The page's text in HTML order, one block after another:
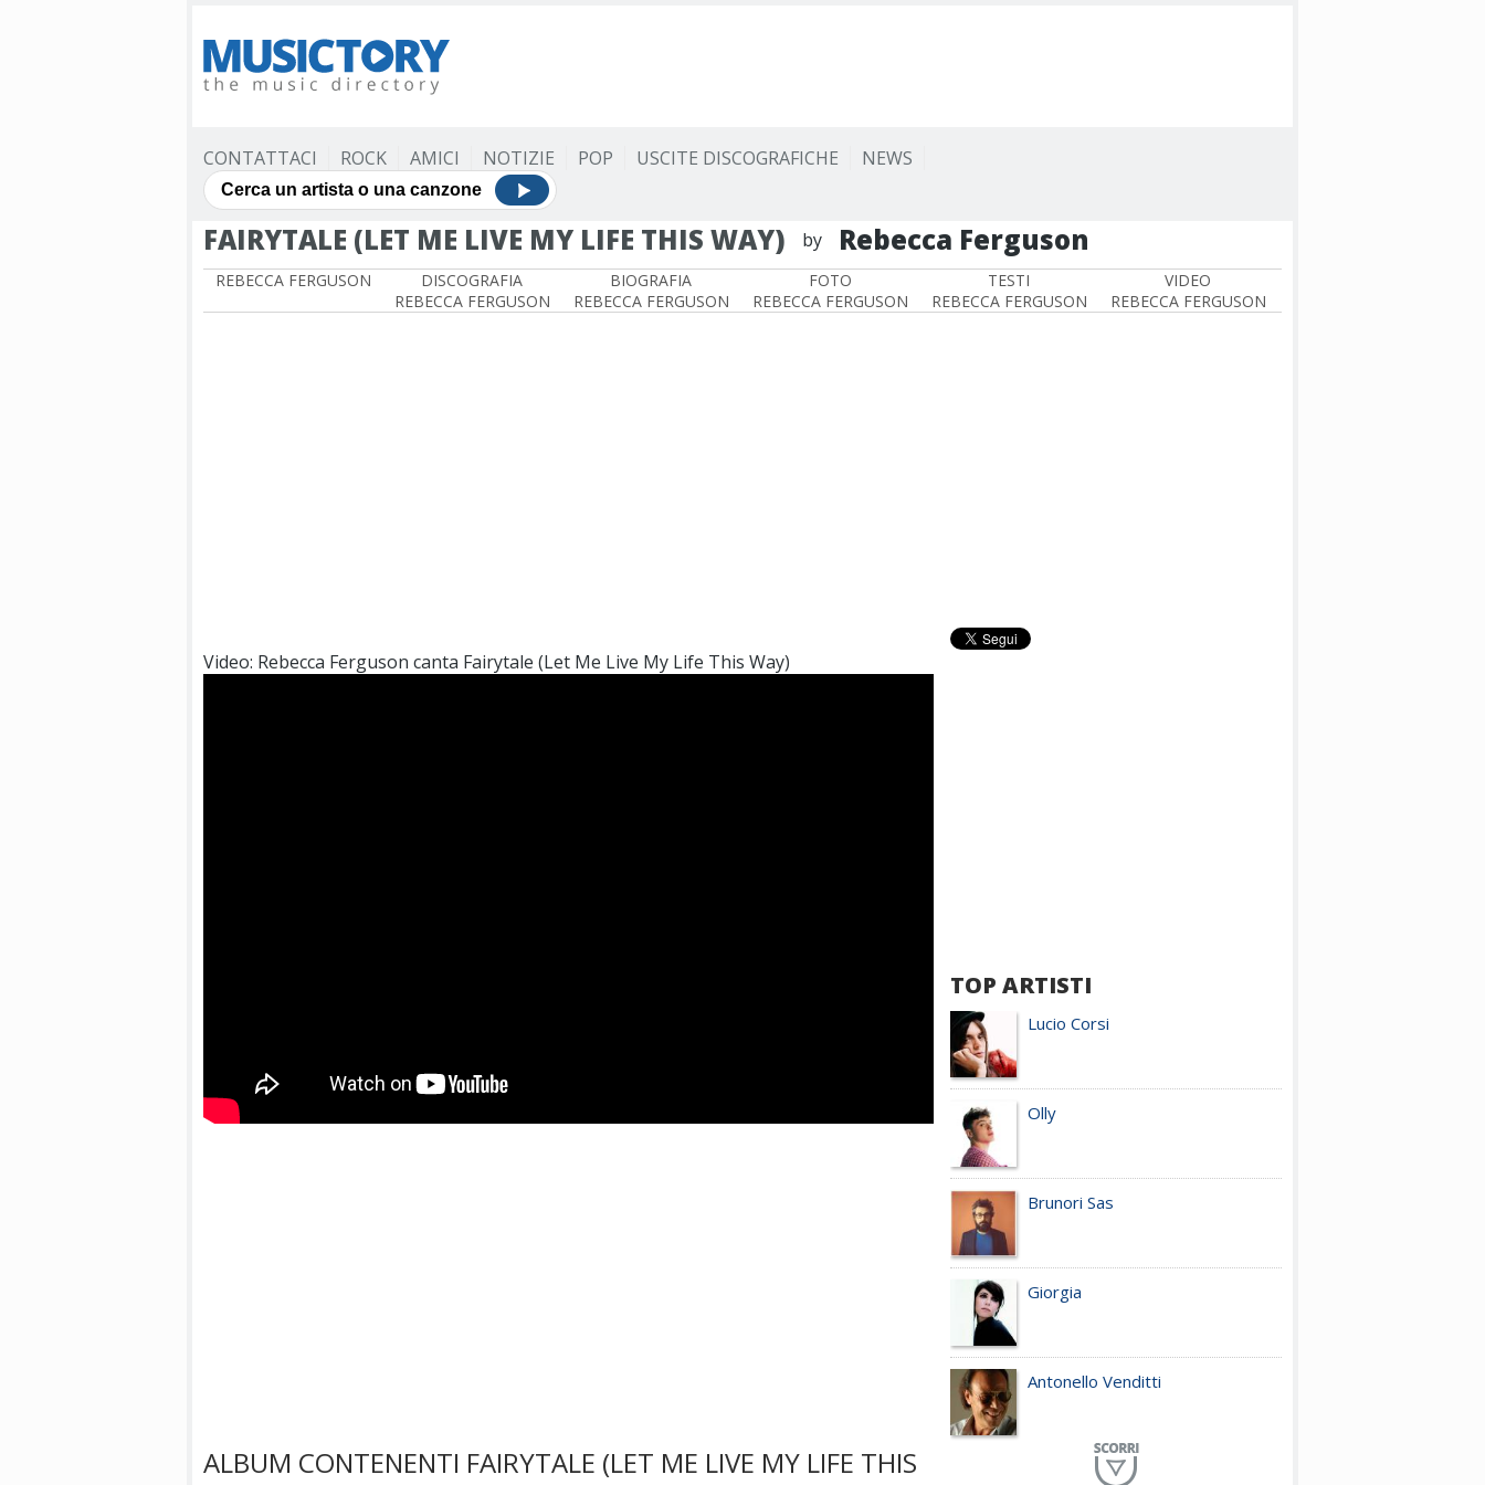
CONTATTACI ROCK AMICI NOTIZIE POP USCITE DISCOGRAFICHE NEWS
FAIRYTALE (LET ME LIVE MY LIFE THIS WAY) by Rebecca Ferguson
REBECCA FERGUSON
DISCOGRAFIA
REBECCA FERGUSON
BIOGRAFIA
REBECCA FERGUSON
FOTO
REBECCA FERGUSON
TESTI
REBECCA FERGUSON
VIDEO
REBECCA FERGUSON
Video: Rebecca Ferguson canta Fairytale (Let Me Live My Life This Way)
ALBUM CONTENENTI FAIRYTALE (LET ME LIVE MY LIFE THIS
TOP ARTISTI
Lucio Corsi
Olly
Brunori Sas
Giorgia
Antonello Venditti
Planet Funk